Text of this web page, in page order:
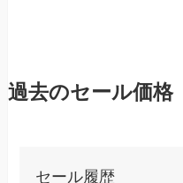
過去のセール価格
セール履歴